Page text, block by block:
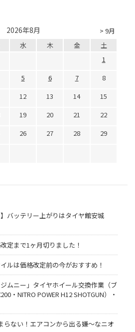
> 9月
2026年8月
水 木 金
土
1
5 6 7
8
12 13 14
15
19 20 21
22
26 27 28
29
バッテリー上がりはタイヤ館安城
定まで1ヶ月切りました！
ルは価格改定前の今がおすすめ！
ムニー」タイヤホイール交換作業（ブ
・NITRO POWER H12 SHOTGUN）・
らない！エアコンから出る嫌〜なニオ